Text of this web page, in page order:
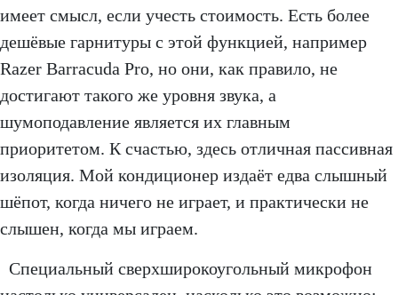
имеет смысл, если учесть стоимость. Есть более
дешёвые гарнитуры с этой функцией, например
Razer Barracuda Pro, но они, как правило, не
достигают такого же уровня звука, а
шумоподавление является их главным
приоритетом. К счастью, здесь отличная пассивная
изоляция. Мой кондиционер издаёт едва слышный
шёпот, когда ничего не играет, и практически не
слышен, когда мы играем.
Специальный сверхширокоугольный микрофон